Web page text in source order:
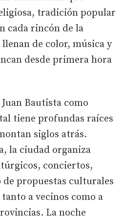
tradición popular
cada rincón de la
de color, música y
desde primera hora
Bautista como
tiene profundas raíces
siglos atrás.
la ciudad organiza
conciertos,
propuestas culturales
a vecinos como a
La noche